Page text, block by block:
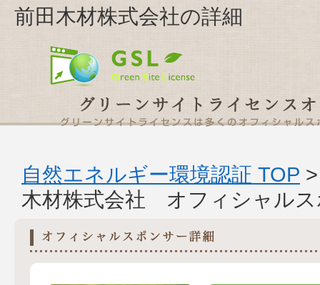
前田木材株式会社の詳細
自然エネルギー環境認証 TOP
木材株式会社 オフィシャルス